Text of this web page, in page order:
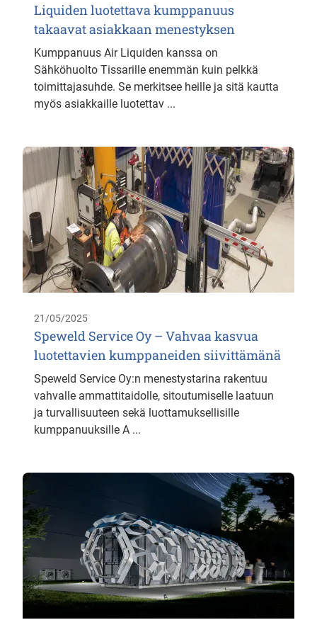
Liquiden luotettava kumppanuus
takaavat asiakkaan menestyksen
Kumppanuus Air Liquiden kanssa on
Sähköhuolto Tissarille enemmän kuin pelkkä
toimittajasuhde. Se merkitsee heille ja sitä kautta
myös asiakkaille luotettav ...
21/05/2025
Speweld Service Oy – Vahvaa kasvua
luotettavien kumppaneiden siivittämänä
Speweld Service Oy:n menestystarina rakentuu
vahvalle ammattitaidolle, sitoutumiselle laatuun
ja turvallisuuteen sekä luottamuksellisille
kumppanuuksille A ...